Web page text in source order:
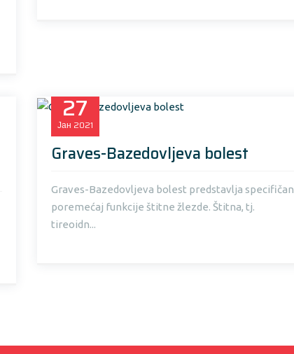
27
Јан 2021
Graves-Bazedovljeva bolest
Graves-Bazedovljeva bolest predstavlja specifičan
poremećaj funkcije štitne žlezde. Štitna, tj.
tireoidn...